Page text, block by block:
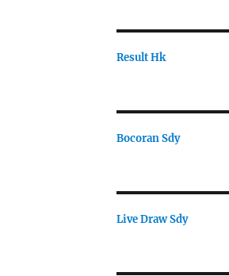
Result Hk
Bocoran Sdy
Live Draw Sdy